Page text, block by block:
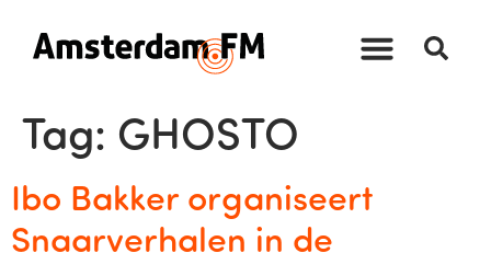
Tag: GHOSTO
Ibo Bakker organiseert
Snaarverhalen in de